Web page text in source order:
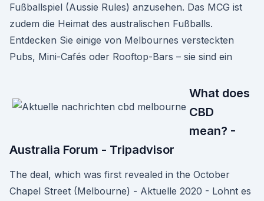
Fußballspiel (Aussie Rules) anzusehen. Das MCG ist
zudem die Heimat des australischen Fußballs.
Entdecken Sie einige von Melbournes versteckten
Pubs, Mini-Cafés oder Rooftop-Bars – sie sind ein
What does
CBD
mean? -
Australia Forum - Tripadvisor
The deal, which was first revealed in the October
Chapel Street (Melbourne) - Aktuelle 2020 - Lohnt es